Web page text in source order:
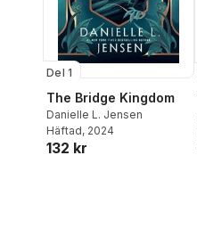
Del 1
The Bridge Kingdom
Danielle L. Jensen
Häftad, 2024
132 kr